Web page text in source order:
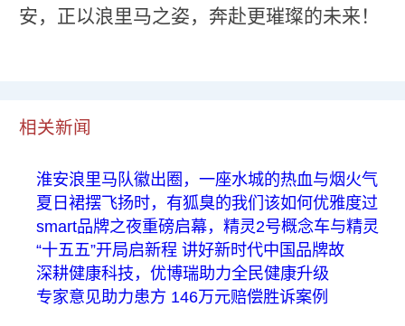
安，正以浪里马之姿，奔赴更璀璨的未来！
相关新闻
淮安浪里马队徽出圈，一座水城的热血与烟火气
夏日裙摆飞扬时，有狐臭的我们该如何优雅度过
smart品牌之夜重磅启幕，精灵2号概念车与精灵
“十五五”开局启新程 讲好新时代中国品牌故
深耕健康科技，优博瑞助力全民健康升级
专家意见助力患方 146万元赔偿胜诉案例